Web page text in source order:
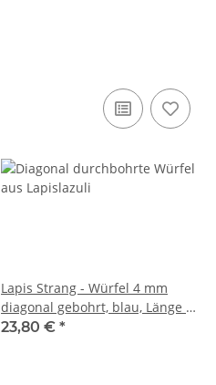
Lapis Strang - Würfel 4 mm
diagonal gebohrt, blau, Länge 41
cm /R218
23,80 € *